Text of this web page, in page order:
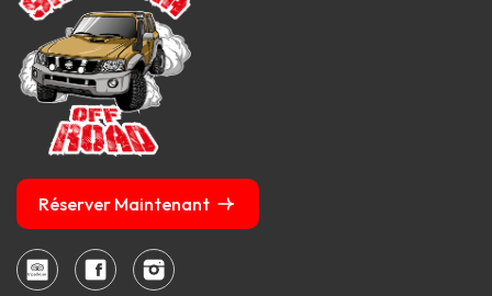
Réserver Maintenant